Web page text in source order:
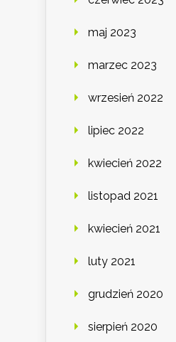
maj 2023
marzec 2023
wrzesień 2022
lipiec 2022
kwiecień 2022
listopad 2021
kwiecień 2021
luty 2021
grudzień 2020
sierpień 2020